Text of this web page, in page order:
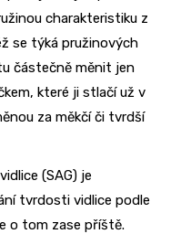
charakteristiku z
se týká pružinových
částečně měnit jen
které ji stlačí už v
za měkčí či tvrdší
(SAG) je
tvrdosti vidlice podle
o tom zase příště.